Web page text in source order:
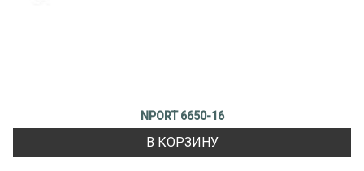
NPORT 6650-16
В КОРЗИНУ